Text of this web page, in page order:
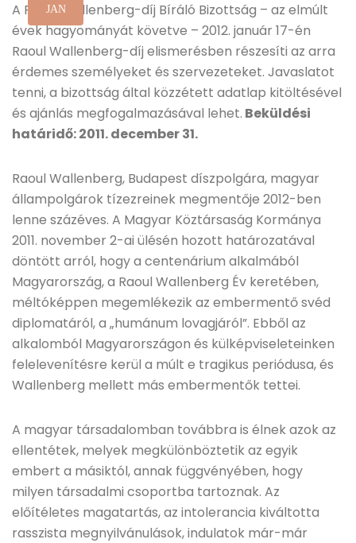
JAN
A Raoul Wallenberg-díj Bíráló Bizottság – az elmúlt
évek hagyományát követve – 2012. január 17-én
Raoul Wallenberg-díj elismerésben részesíti az arra
érdemes személyeket és szervezeteket. Javaslatot
tenni, a bizottság által közzétett adatlap kitöltésével
és ajánlás megfogalmazásával lehet. Beküldési
határidő: 2011. december 31.
Raoul Wallenberg, Budapest díszpolgára, magyar
állampolgárok tízezreinek megmentője 2012-ben
lenne százéves. A Magyar Köztársaság Kormánya
2011. november 2-ai ülésén hozott határozatával
döntött arról, hogy a centenárium alkalmából
Magyarország, a Raoul Wallenberg Év keretében,
méltóképpen megemlékezik az embermentő svéd
diplomatáról, a „humánum lovagjáról”. Ebből az
alkalomból Magyarországon és külképviseleteinken
felelevenítésre kerül a múlt e tragikus periódusa, és
Wallenberg mellett más embermentők tettei.
A magyar társadalomban továbbra is élnek azok az
ellentétek, melyek megkülönböztetik az egyik
embert a másiktól, annak függvényében, hogy
milyen társadalmi csoportba tartoznak. Az
előítéletes magatartás, az intolerancia kiváltotta
rasszista megnyilvánulások, indulatok már-már